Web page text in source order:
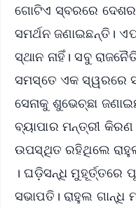
ଗୋଟିଏ ସ୍ବରରେ ଦେଶର
ସମର୍ଥନ ଜଣାଇଛନ୍ତି।
ସ୍ଥାନ ନାହିଁ। ସବୁ
ସମସ୍ତେ ଏକ ସ୍ୱରରେ
ସେନାକୁ ଶୁଭେଚ୍ଛା
ବ୍ୟାପାର ମନ୍ତ୍ରୀ କିରଣ
ଉପସ୍ଥିତ ରହିଥିଲେ
। ଘଡ଼ିସନ୍ଧି ମୁହୂର୍ତ୍ତରେ
ସଭାପତି। ରାହୁଲ